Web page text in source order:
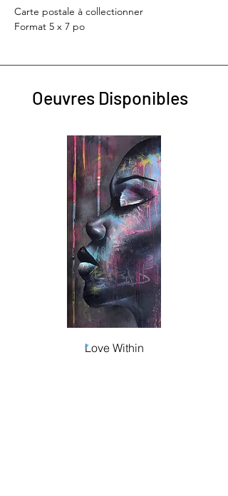
Carte postale à collectionner
Format 5 x 7 po
Oeuvres Disponibles
Love Within